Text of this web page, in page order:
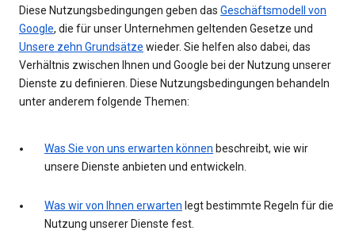
Diese Nutzungsbedingungen geben das Geschäftsmodell von
Google, die für unser Unternehmen geltenden Gesetze und
Unsere zehn Grundsätze wieder. Sie helfen also dabei, das
Verhältnis zwischen Ihnen und Google bei der Nutzung unserer
Dienste zu definieren. Diese Nutzungsbedingungen behandeln
unter anderem folgende Themen:
Was Sie von uns erwarten können beschreibt, wie wir
unsere Dienste anbieten und entwickeln.
Was wir von Ihnen erwarten legt bestimmte Regeln für die
Nutzung unserer Dienste fest.